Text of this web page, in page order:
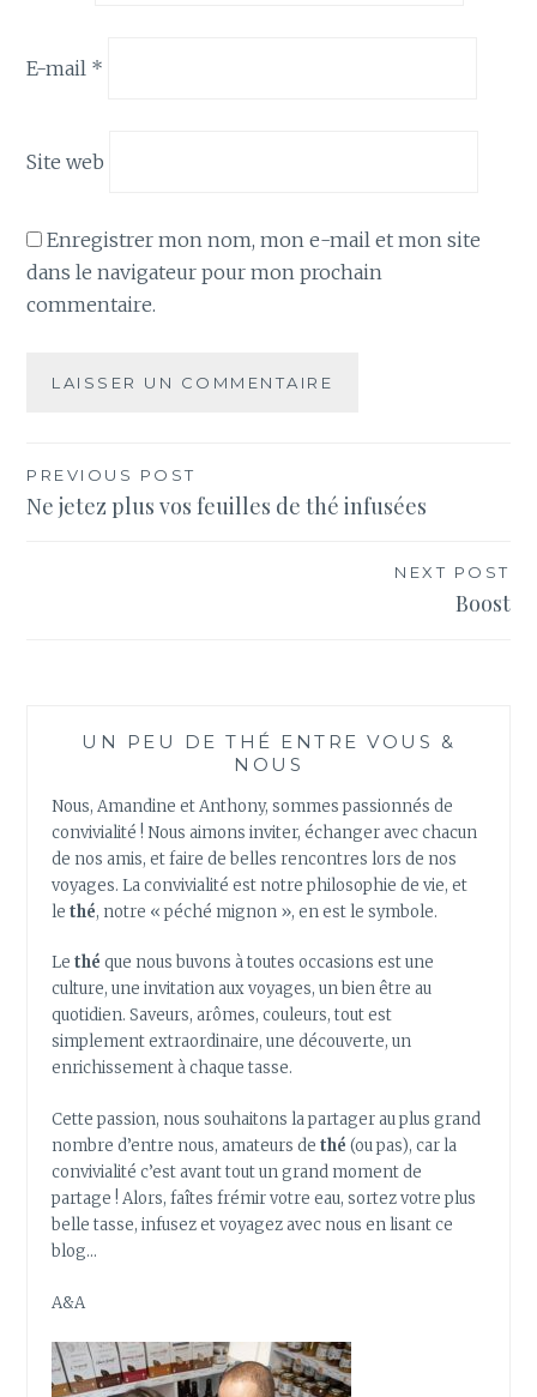
E-mail *
Site web
Enregistrer mon nom, mon e-mail et mon site
dans le navigateur pour mon prochain
commentaire.
Navigation
de
PREVIOUS POST
Ne jetez plus vos feuilles de thé infusées
NEXT POST
Boost
UN PEU DE THÉ ENTRE VOUS &
NOUS
Nous, Amandine et Anthony, sommes passionnés de
convivialité ! Nous aimons inviter, échanger avec chacun
de nos amis, et faire de belles rencontres lors de nos
voyages. La convivialité est notre philosophie de vie, et
lethé, notre « péché mignon », en est le symbole.
Lethé que nous buvons à toutes occasions est une
culture, une invitation aux voyages, un bien être au
quotidien. Saveurs, arômes, couleurs, tout est
simplement extraordinaire, une découverte, un
enrichissement à chaque tasse.
Cette passion, nous souhaitons la partager au plus grand
nombre d’entre nous, amateurs de thé (ou pas), car la
convivialité c’est avant tout un grand moment de
partage ! Alors, faîtes frémir votre eau, sortez votre plus
belle tasse, infusez et voyagez avec nous en lisant ce
blog…
A&A